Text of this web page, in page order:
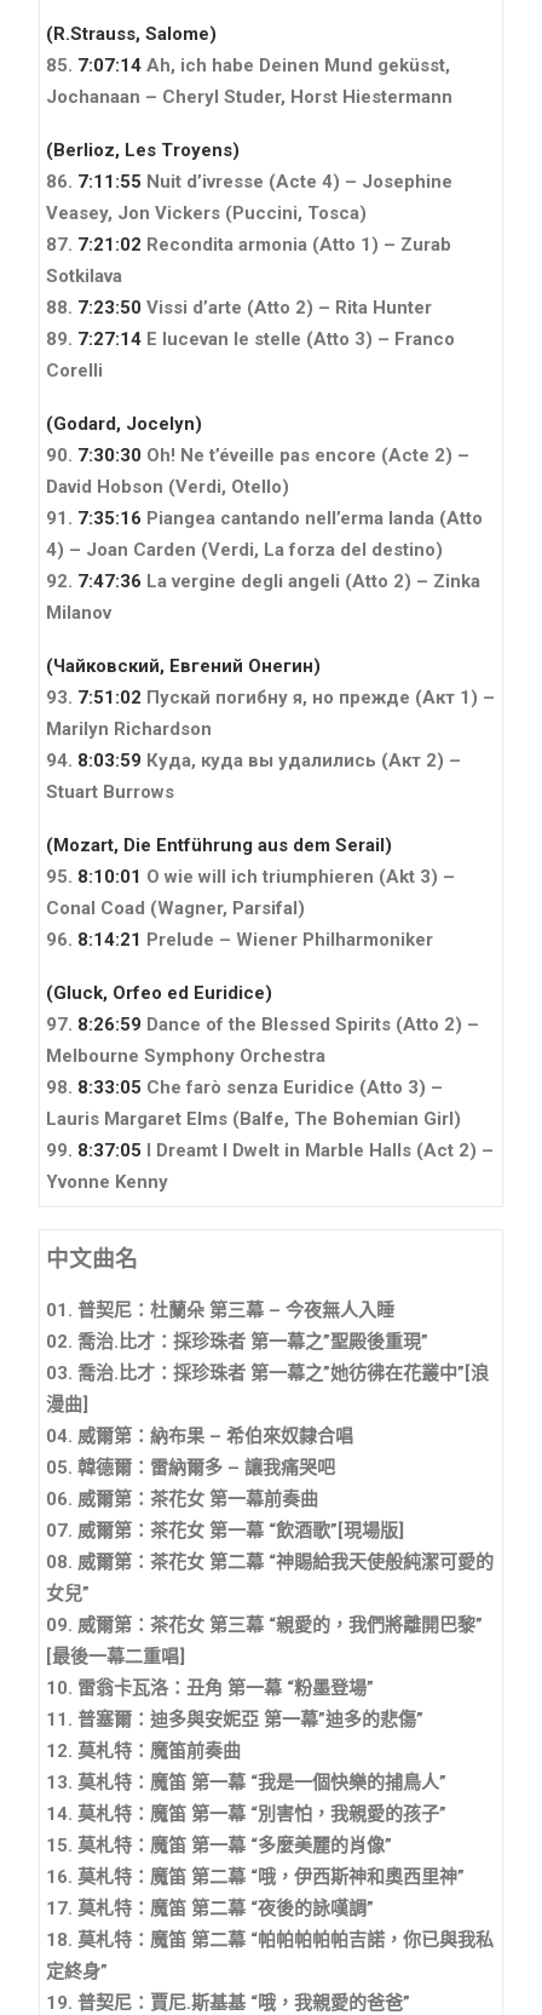
(R.Strauss, Salome)
85. 7:07:14 Ah, ich habe Deinen Mund geküsst,
Jochanaan – Cheryl Studer, Horst Hiestermann
(Berlioz, Les Troyens)
86. 7:11:55 Nuit d’ivresse (Acte 4) – Josephine
Veasey, Jon Vickers (Puccini, Tosca)
87. 7:21:02 Recondita armonia (Atto 1) – Zurab
Sotkilava
88. 7:23:50 Vissi d’arte (Atto 2) – Rita Hunter
89. 7:27:14 E lucevan le stelle (Atto 3) – Franco
Corelli
(Godard, Jocelyn)
90. 7:30:30 Oh! Ne t’éveille pas encore (Acte 2) –
David Hobson (Verdi, Otello)
91. 7:35:16 Piangea cantando nell’erma landa (Atto
4) – Joan Carden (Verdi, La forza del destino)
92. 7:47:36 La vergine degli angeli (Atto 2) – Zinka
Milanov
(Чайковский, Евгений Онегин)
93. 7:51:02 Пускай погибну я, но прежде (Акт 1) –
Marilyn Richardson
94. 8:03:59 Куда, куда вы удалились (Акт 2) –
Stuart Burrows
(Mozart, Die Entführung aus dem Serail)
95. 8:10:01 O wie will ich triumphieren (Akt 3) –
Conal Coad (Wagner, Parsifal)
96. 8:14:21 Prelude – Wiener Philharmoniker
(Gluck, Orfeo ed Euridice)
97. 8:26:59 Dance of the Blessed Spirits (Atto 2) –
Melbourne Symphony Orchestra
98. 8:33:05 Che farò senza Euridice (Atto 3) –
Lauris Margaret Elms (Balfe, The Bohemian Girl)
99. 8:37:05 I Dreamt I Dwelt in Marble Halls (Act 2) –
Yvonne Kenny
中文曲名
01. 普契尼：杜蘭朵 第三幕 – 今夜無人入睡
02. 喬治.比才：採珍珠者 第一幕之”聖殿後重現”
03. 喬治.比才：採珍珠者 第一幕之”她彷彿在花叢中”[浪
漫曲]
04. 威爾第：納布果 – 希伯來奴隸合唱
05. 韓德爾：雷納爾多 – 讓我痛哭吧
06. 威爾第：茶花女 第一幕前奏曲
07. 威爾第：茶花女 第一幕 “飲酒歌”[現場版]
08. 威爾第：茶花女 第二幕 “神賜給我天使般純潔可愛的
女兒”
09. 威爾第：茶花女 第三幕 “親愛的，我們將離開巴黎”
[最後一幕二重唱]
10. 雷翁卡瓦洛：丑角 第一幕 “粉墨登場”
11. 普塞爾：迪多與安妮亞 第一幕”迪多的悲傷”
12. 莫札特：魔笛前奏曲
13. 莫札特：魔笛 第一幕 “我是一個快樂的捕鳥人”
14. 莫札特：魔笛 第一幕 “別害怕，我親愛的孩子”
15. 莫札特：魔笛 第一幕 “多麼美麗的肖像”
16. 莫札特：魔笛 第二幕 “哦，伊西斯神和奧西里神”
17. 莫札特：魔笛 第二幕 “夜後的詠嘆調”
18. 莫札特：魔笛 第二幕 “帕帕帕帕帕吉諾，你已與我私
定終身”
19. 普契尼：賈尼.斯基基 “哦，我親愛的爸爸”